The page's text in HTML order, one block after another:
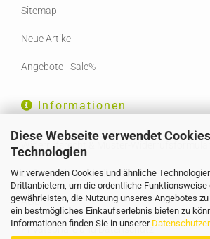
Diese Webseite verwendet
Technologien
Wir verwenden Cookies und ähnliche
Drittanbietern, um die ordentliche Funktionsweise
gewährleisten, die Nutzung unseres Angebotes
ein bestmögliches Einkaufserlebnis bieten zu
Informationen finden Sie in unserer
Sitemap
Neue Artikel
Angebote - Sale%
Informationen
Widerrufsrecht & Muster-Widerrufsformular
Liefer- und Versandkosten
AGB
Privatsphäre und Datenschutz